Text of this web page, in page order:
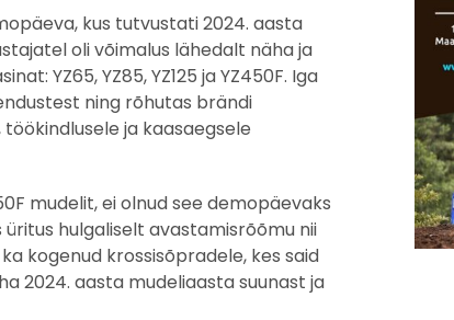
kus tutvustati 2024. aasta
oli võimalus lähedalt näha ja
YZ65, YZ85, YZ125 ja YZ450F. Iga
ning rõhutas brändi
ja kaasaegsele
mudelit, ei olnud see demopäevaks
hulgaliselt avastamisrõõmu nii
kogenud krossisõpradele, kes said
2024. aasta mudeliaasta suunast ja